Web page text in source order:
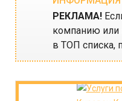
РЕКЛАМА!
компанию или
в ТОП списка,